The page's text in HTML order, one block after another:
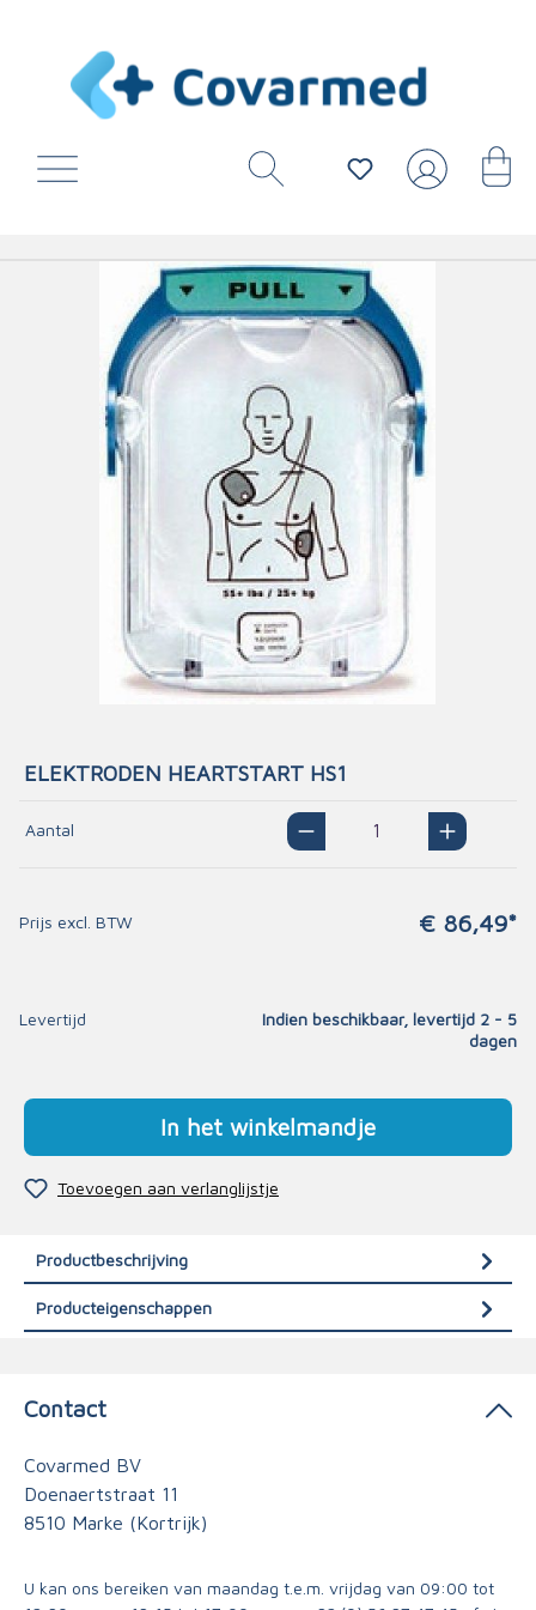
ELEKTRODEN HEARTSTART HS1
Aantal
Prijs excl. BTW € 86,49*
Levertijd
Indien beschikbaar, levertijd 2 - 5
dagen
In het winkelmandje
Toevoegen aan verlanglijstje
Productbeschrijving
Producteigenschappen
Contact
Covarmed BV
Doenaertstraat 11
8510 Marke (Kortrijk)
U kan ons bereiken van maandag t.e.m. vrijdag van 09:00 tot